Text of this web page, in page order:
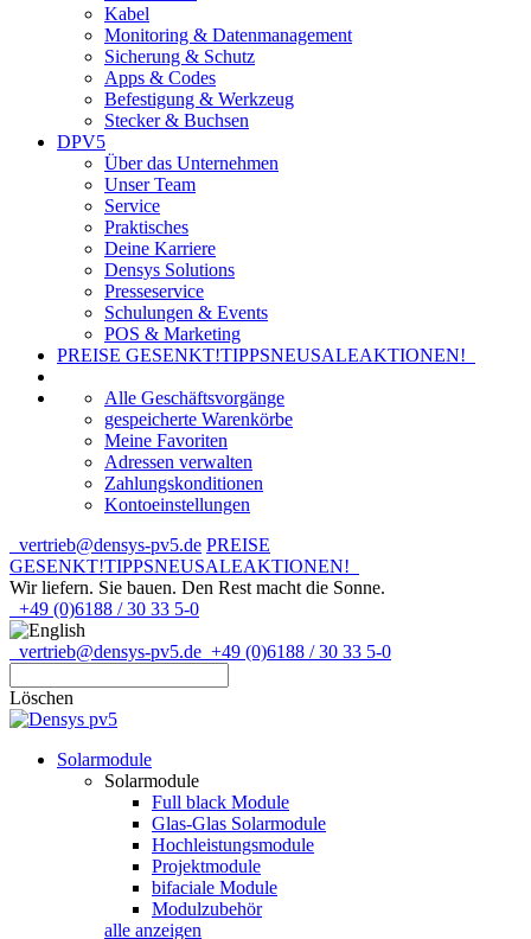
Kabel
Monitoring & Datenmanagement
Sicherung & Schutz
Apps & Codes
Befestigung & Werkzeug
Stecker & Buchsen
DPV5
Über das Unternehmen
Unser Team
Service
Praktisches
Deine Karriere
Densys Solutions
Presseservice
Schulungen & Events
POS & Marketing
PREISE GESENKT!TIPPSNEUSALEAKTIONEN!
Alle Geschäftsvorgänge
gespeicherte Warenkörbe
Meine Favoriten
Adressen verwalten
Zahlungskonditionen
Kontoeinstellungen
vertrieb@densys-pv5.de PREISE
GESENKT!TIPPSNEUSALEAKTIONEN!
Wir liefern. Sie bauen. Den Rest macht die Sonne.
+49 (0)6188 / 30 33 5-0
vertrieb@densys-pv5.de +49 (0)6188 / 30 33 5-0
Löschen
Solarmodule
Solarmodule
Full black Module
Glas-Glas Solarmodule
Hochleistungsmodule
Projektmodule
bifaciale Module
Modulzubehör
alle anzeigen